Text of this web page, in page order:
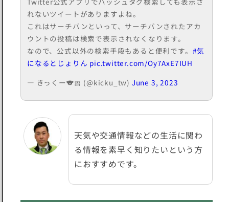
れないツイートがありますよね。
これはサーチバンといって、サーチバンされたアカ
ウントの投稿は検索で表示されなくなります。
なので、公式以外の検索手段もあると便利です。 #気
になるとじょりん pic.twitter.com/Oy7AxE7IUH
— きっくー🐨🎀 (@kicku_tw) June 3, 2023
天気や交通情報などの生活に関わ
る情報を素早く知りたい という方
におすすめです。